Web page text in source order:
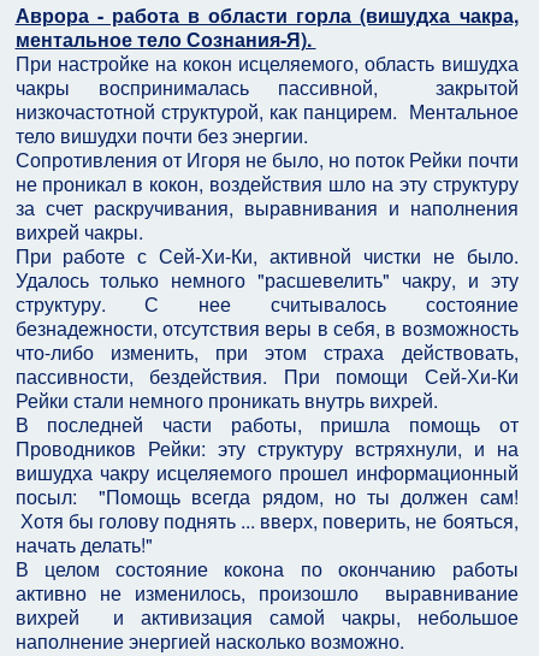
Аврора - работа в области горла (вишудха чакра,
ментальное тело Сознания-Я).
При настройке на кокон исцеляемого, область вишудха
чакры воспринималась пассивной, закрытой
низкочастотной структурой, как панцирем. Ментальное
тело вишудхи почти без энергии.
Сопротивления от Игоря не было, но поток Рейки почти
не проникал в кокон, воздействия шло на эту структуру
за счет раскручивания, выравнивания и наполнения
вихрей чакры.
При работе с Сей-Хи-Ки, активной чистки не было.
Удалось только немного "расшевелить" чакру, и эту
структуру. С нее считывалось состояние
безнадежности, отсутствия веры в себя, в возможность
что-либо изменить, при этом страха действовать,
пассивности, бездействия. При помощи Сей-Хи-Ки
Рейки стали немного проникать внутрь вихрей.
В последней части работы, пришла помощь от
Проводников Рейки: эту структуру встряхнули, и на
вишудха чакру исцеляемого прошел информационный
посыл: "Помощь всегда рядом, но ты должен сам!
Хотя бы голову поднять ... вверх, поверить, не бояться,
начать делать!"
В целом состояние кокона по окончанию работы
активно не изменилось, произошло выравнивание
вихрей и активизация самой чакры, небольшое
наполнение энергией насколько возможно.